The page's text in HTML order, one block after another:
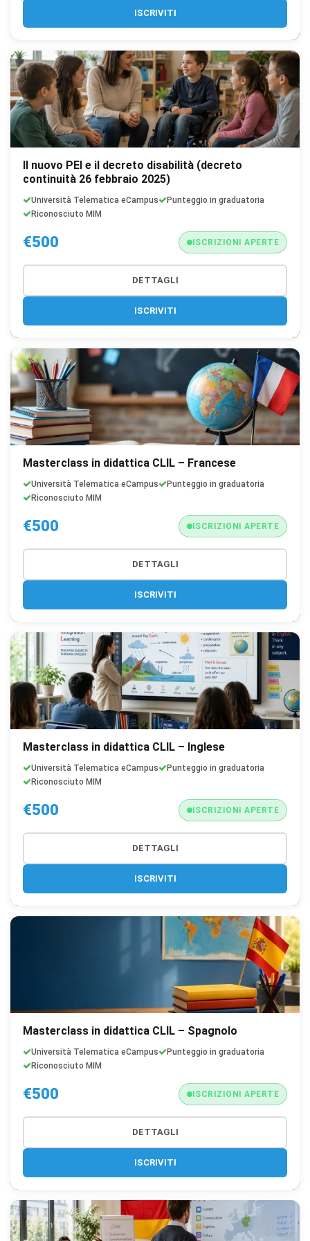
ISCRIVITI
Il nuovo PEI e il decreto disabilità (decreto
continuità 26 febbraio 2025)
Università Telematica eCampus
Punteggio in graduatoria
Riconosciuto MIM
€500 ISCRIZIONI APERTE
DETTAGLI
ISCRIVITI
Masterclass in didattica CLIL – Francese
Università Telematica eCampus
Punteggio in graduatoria
Riconosciuto MIM
€500 ISCRIZIONI APERTE
DETTAGLI
ISCRIVITI
Masterclass in didattica CLIL – Inglese
Università Telematica eCampus
Punteggio in graduatoria
Riconosciuto MIM
€500 ISCRIZIONI APERTE
DETTAGLI
ISCRIVITI
Masterclass in didattica CLIL – Spagnolo
Università Telematica eCampus
Punteggio in graduatoria
Riconosciuto MIM
€500 ISCRIZIONI APERTE
DETTAGLI
ISCRIVITI
Preferenze cookie
Scegli quali categorie di cookie vuoi accettare. I cookie
necessari sono sempre attivi perché indispensabili al
funzionamento del sito.